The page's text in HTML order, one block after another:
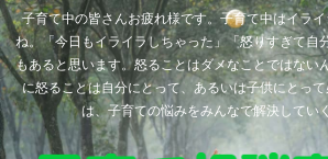
子育て中の皆さんお疲れ様です。子育て中はイラ
ね。「今日もイライラしちゃった」「怒りすぎて自
もあると思います。怒ることはダメなことではない
に怒ることは自分にとって、あるいは子供にとっ
は、子育ての悩みをみんなで解決してい